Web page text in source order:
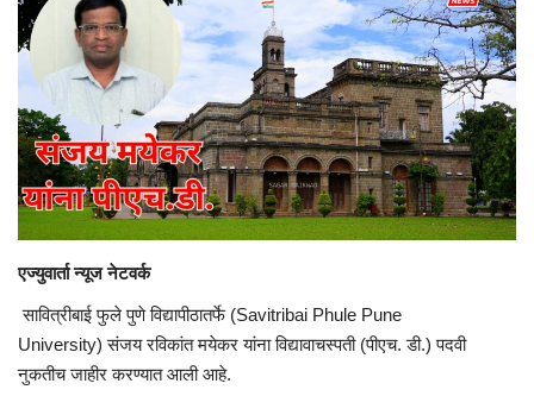
एज्युवार्ता न्यूज नेटवर्क
सावित्रीबाई फुले पुणे विद्यापीठातर्फे (Savitribai Phule Pune
University) संजय रविकांत मयेकर यांना विद्यावाचस्पती (पीएच. डी.) पदवी
नुकतीच जाहीर करण्यात आली आहे.